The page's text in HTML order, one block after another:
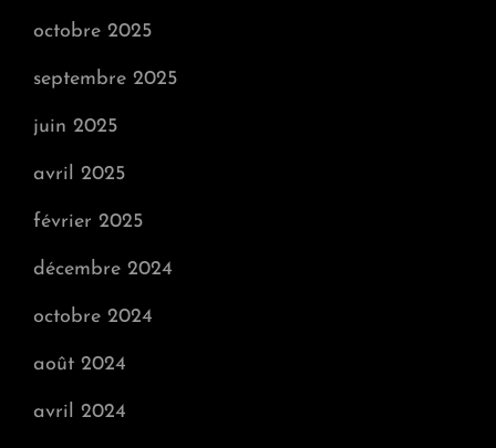
octobre 2025
septembre 2025
juin 2025
avril 2025
février 2025
décembre 2024
octobre 2024
août 2024
avril 2024